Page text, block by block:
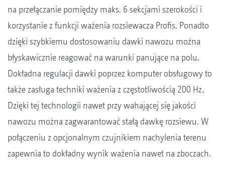
na przełączanie pomiędzy maks. 6 sekcjami szerokości i
korzystanie z funkcji ważenia rozsiewacza Profis. Ponadto
dzięki szybkiemu dostosowaniu dawki nawozu można
błyskawicznie reagować na warunki panujące na polu.
Dokładna regulacji dawki poprzez komputer obsługowy to
także zasługa techniki ważenia z częstotliwością 200 Hz.
Dzięki tej technologii nawet przy wahającej się jakości
nawozu można zagwarantować stałą dawkę rozsiewu. W
połączeniu z opcjonalnym czujnikiem nachylenia terenu
zapewnia to dokładny wynik ważenia nawet na zboczach.